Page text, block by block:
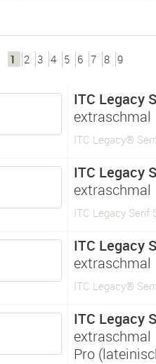
1 2 3 4 5 6 7 8 9
ITC Legacy
extraschmal
ITC Legacy®
ITC Legacy
extraschmal
ITC Legacy Serif
ITC Legacy
extraschmal
ITC Legacy®
ITC Legacy
extraschmal
Pro